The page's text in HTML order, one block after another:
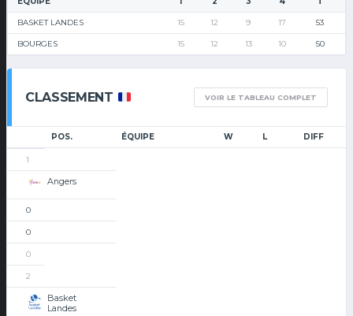
BASKET LANDES 15 12 9 17 53
BOURGES 15 12 13 10 50
CLASSEMENT VOIR LE TABLEAU COMPLET
POS. ÉQUIPE W L DIFF
1
Angers
0
0
0
2
Basket
Landes